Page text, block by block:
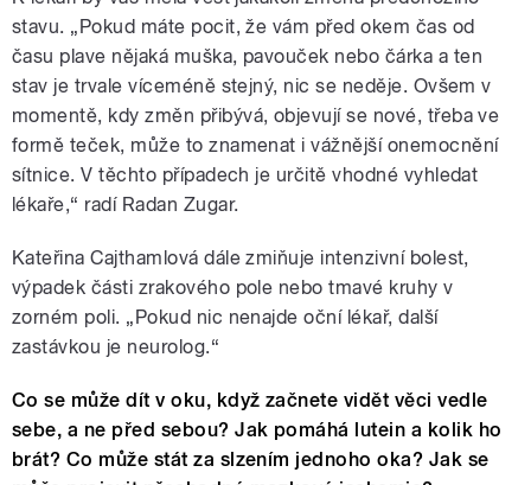
stavu. „Pokud máte pocit, že vám před okem čas od
času plave nějaká muška, pavouček nebo čárka a ten
stav je trvale víceméně stejný, nic se neděje. Ovšem v
momentě, kdy změn přibývá, objevují se nové, třeba ve
formě teček, může to znamenat i vážnější onemocnění
sítnice. V těchto případech je určitě vhodné vyhledat
lékaře,“ radí Radan Zugar.
Kateřina Cajthamlová dále zmiňuje intenzivní bolest,
výpadek části zrakového pole nebo tmavé kruhy v
zorném poli. „Pokud nic nenajde oční lékař, další
zastávkou je neurolog.“
Co se může dít v oku, když začnete vidět věci vedle
sebe, a ne před sebou? Jak pomáhá lutein a kolik ho
brát? Co může stát za slzením jednoho oka? Jak se